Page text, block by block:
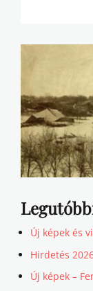
Új képek és
Hirdetés
Új képek –